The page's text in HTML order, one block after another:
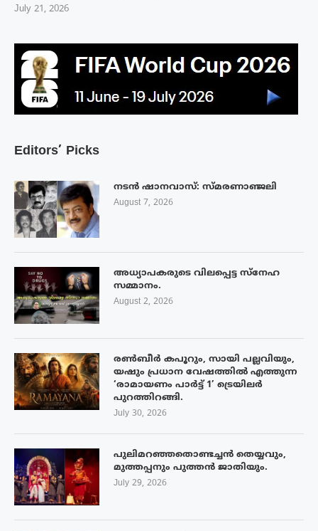
Editors’ Picks
നടൻ ഷാനവാസ്: സ്മരണാഞ്ജലി
August 7, 2026
അധ്യാപകരുടെ വിലപ്പെട്ട സ്നേഹ
സമ്മാനം.
August 2, 2026
രൺബീർ കപൂറും, സായി പല്ലവിയും,
യഷും പ്രധാന വേഷത്തിൽ എത്തുന്ന
‘രാമായണം പാർട്ട് 1’ ട്രെയിലർ
പുറത്തിറങ്ങി.
July 30, 2026
പുലിമറഞ്ഞതൊണ്ടച്ചൻ തെയ്യവും,
മുത്തപ്പനും പുത്തൻ ജാതിയും.
July 29, 2026
July 21, 2026